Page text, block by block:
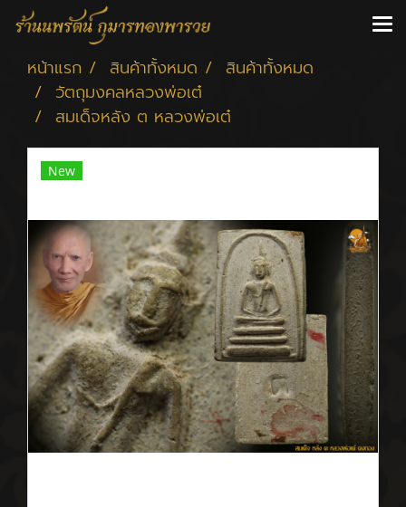
หน้าแรก สินค้าทั้งหมด
สินค้าทั้งหมด
วัตถุมงคลหลวงพ่อเต๋
สมเด็จหลัง ต หลวงพ่อเต๋
New